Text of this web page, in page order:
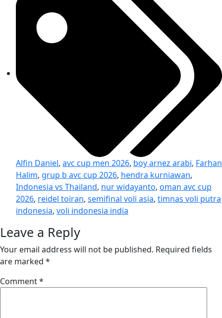
Alfin Daniel, avc cup men 2026, boy arnez arabi, Farhan
Halim, grup b avc cup 2026, hendra kurniawan,
Indonesia vs Thailand, nur widayanto, oman avc cup
2026, reidel toiran, semifinal voli asia, timnas voli putra
indonesia, voli indonesia india
Leave a Reply
Your email address will not be published. Required fields
are marked *
Comment*